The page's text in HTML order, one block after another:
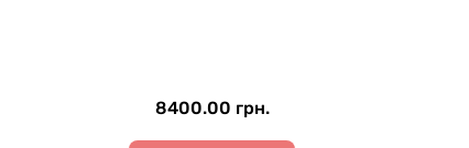
8400.00 грн.